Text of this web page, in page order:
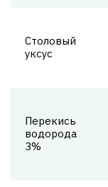
Столовый
уксус
Перекись
водорода
3%